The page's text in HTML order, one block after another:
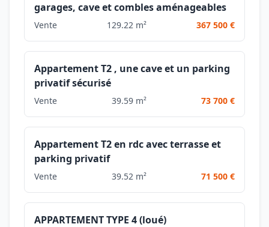
garages, cave et combles aménageables
Vente 129.22 m² 367 500 €
Appartement T2 , une cave et un parking
privatif sécurisé
Vente 39.59 m² 73 700 €
Appartement T2 en rdc avec terrasse et
parking privatif
Vente 39.52 m² 71 500 €
APPARTEMENT TYPE 4 (loué)